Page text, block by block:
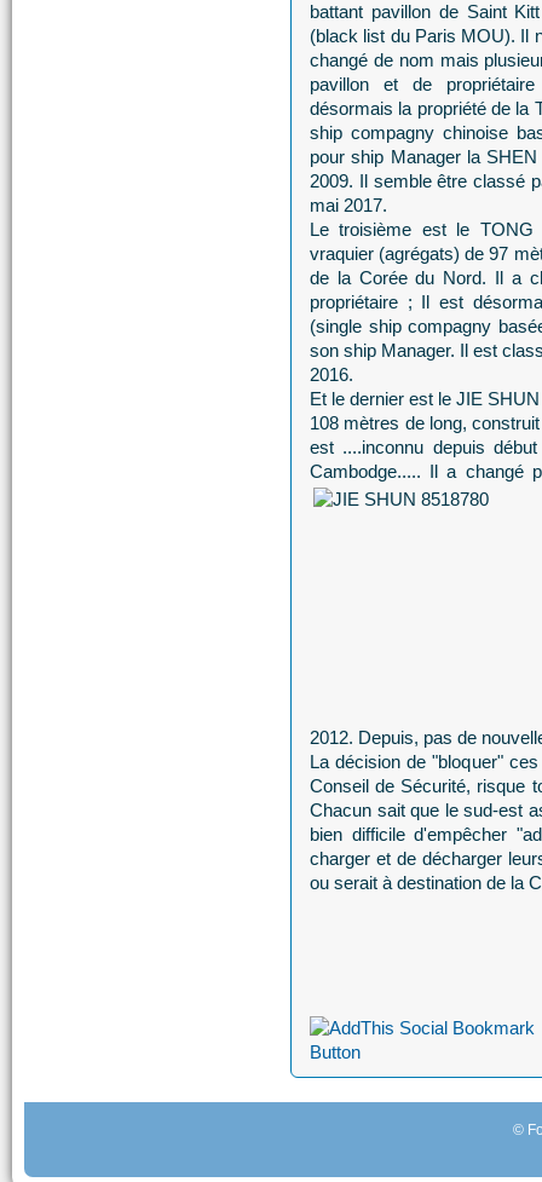
battant pavillon de Saint
(black list du Paris MOU). Il
changé de nom mais
pavillon et de
désormais la propriété de la
ship compagny chinoise
pour ship Manager la
2009. Il semble être classé
mai 2017.
Le troisième est le
vraquier (agrégats) de 97
de la Corée du Nord. Il a
propriétaire ; Il est
(single ship compagny
son ship Manager. Il est
2016.
Et le dernier est le JIE
108 mètres de long,
est ....inconnu depuis
Cambodge..... Il a changé
2012. Depuis, pas de
La décision de "bloquer"
Conseil de Sécurité, risque
Chacun sait que le sud-est
bien difficile d'empêcher
charger et de décharger
ou serait à destination de la
©